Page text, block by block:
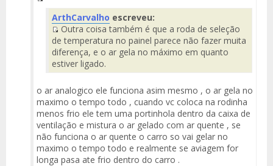
Fuente
del
Mensaje
ArthCarvalho escreveu:
Fuente
del
Mensaje
Outra coisa também é que a roda de seleção
de temperatura no painel parece não fazer muita
diferença, e o ar gela no máximo em quanto
estiver ligado.
o ar analogico ele funciona asim mesmo , o ar gela no
maximo o tempo todo , cuando vc coloca na rodinha
menos frio ele tem uma portinhola dentro da caixa de
ventilação e mistura o ar gelado com ar quente , se
não funciona o ar quente o carro so vai gelar no
maximo o tempo todo e realmente se aviagem for
longa pasa ate frio dentro do carro .